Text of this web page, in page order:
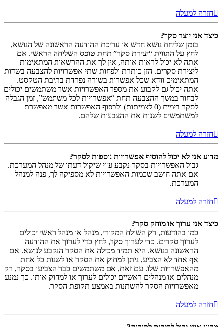
חזרה למעלה
כיצד אני יוצר סקר?
בזמן שליחת נושא חדש או עריכת ההודעה הראשונה של הנושא,
לחץ על התווית “יצירת סקר” תחת טופס השליחה הראשי. אם
אתה לא יכול לראות אותה, אין לך את ההרשאות המתאימות
ליצירת סקרים. הזן כותרת ולפחות שתי אפשרויות להצבעה בשדות
המתאימים וודא שכל אפשרות בשורה נפרדת בתיבת הטקסט.
אתה יכול גם לקבוע את מספר האפשרויות אשר משתמשים יכולים
לבחור במשך ההצבעה תחת “אפשרויות לכל משתמש”, זמן הגבלה
לסקר בימים (0 לצמיתות) ולבסוף האפשרות אשר מאפשרת
למשתמשים לשנות את ההצבעות שלהם.
חזרה למעלה
מדוע אני לא יכול להוסיף אפשרויות נוספות לסקר?
גבול האפשרויות בסקר נקבע ע"י שיקול דעתו של מנהל המערכת.
אם אתה חושב שכמות האפשרויות לא מספיקה לך, פנה למנהל
המערכת.
חזרה למעלה
כיצד אני ערוך או מוחק סקר?
כמו בהודעות, רק השולח המקורי, מנהל או מנהל ראשי יכולים
לערוך סקרים. כדי לערוך סקר, לחץ כדי לערוך את ההודעה
הראשונה בנושא. היא תמיד מכילה את הסקר הנקבע לנושא. אם
אף אחד לא הצביע, ניתן למחוק את הסקר או לשנות כל אחת
מהאפשרויות שלו. עם זאת, אם משתמשים כבר הצביעו בסקר, רק
מנהלים או מנהלים ראשיים יכולים לערוך או למחוק אותו. כך נמנע
מאפשרויות הסקר להשתנות באמצע תקופת הסקר.
חזרה למעלה